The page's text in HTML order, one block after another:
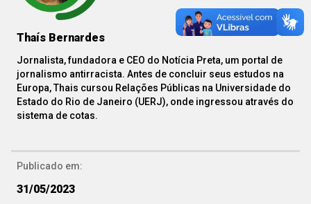
Thaís Bernardes
Jornalista, fundadora e CEO do Notícia Preta, um portal de
jornalismo antirracista. Antes de concluir seus estudos na
Europa, Thais cursou Relações Públicas na Universidade do
Estado do Rio de Janeiro (UERJ), onde ingressou através do
sistema de cotas.
Publicado em:
31/05/2023